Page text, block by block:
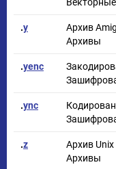
.y
Архив
Архивы
.yenc
.ync
.z
Архив Unix
Архивы